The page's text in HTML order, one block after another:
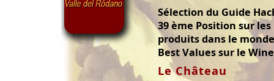
Sélection du Guide
39 ème Position sur
produits dans le monde
Best Values sur le
Le Château